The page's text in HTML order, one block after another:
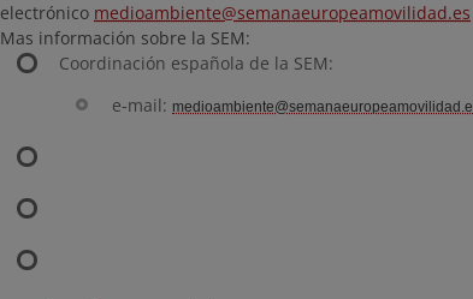
electrónico medioambiente@semanaeuropeamovilidad.es
Mas información sobre la SEM:
Coordinación española de la SEM:
e-mail: medioambiente@semanaeuropeamovilidad.e